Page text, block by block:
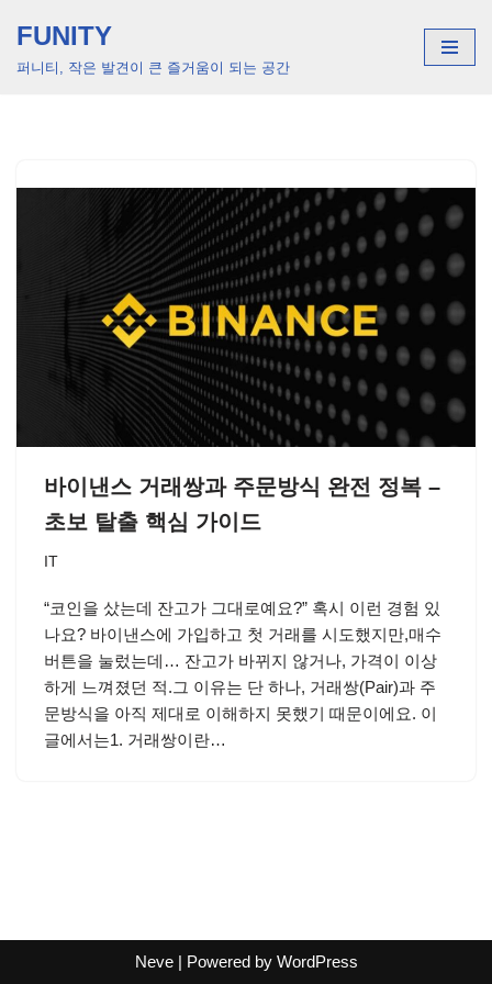
콘
너
FUNITY
퍼니티, 작은 발견이 큰 즐거움이 되는 공간
바이낸스 거래쌍과 주문방식 완전 정복 –
초보 탈출 핵심 가이드
IT
“코인을 샀는데 잔고가 그대로예요?” 혹시 이런 경험 있
나요? 바이낸스에 가입하고 첫 거래를 시도했지만,매수
버튼을 눌렀는데… 잔고가 바뀌지 않거나, 가격이 이상
하게 느껴졌던 적.그 이유는 단 하나, 거래쌍(Pair)과 주
문방식을 아직 제대로 이해하지 못했기 때문이에요. 이
글에서는1. 거래쌍이란…
Neve| Powered by WordPress